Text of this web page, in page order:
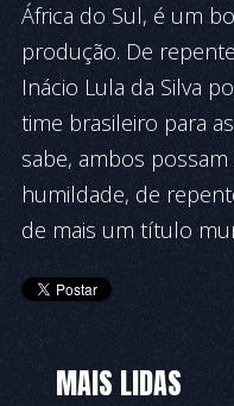
África do Sul, é um
produção. De
Inácio Lula da Silva
time brasileiro para
sabe, ambos
humildade, de
de mais um título
MAIS LIDAS